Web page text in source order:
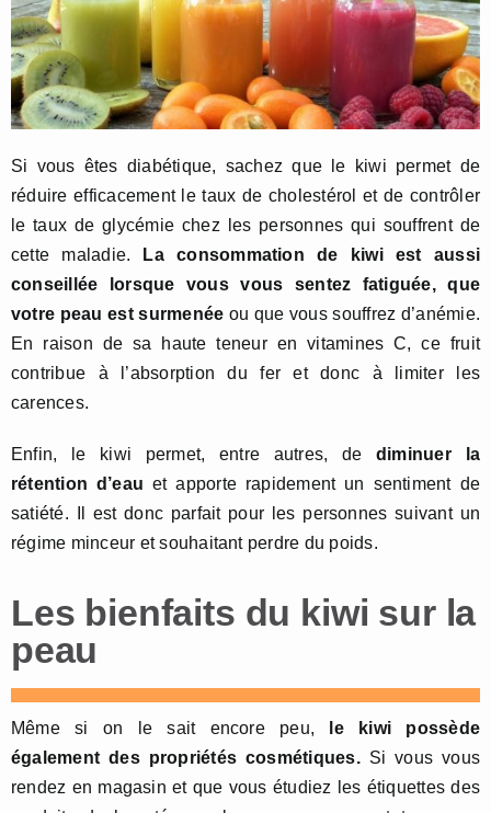
Si vous êtes diabétique, sachez que le kiwi permet de
réduire efficacement le taux de cholestérol et de contrôler
le taux de glycémie chez les personnes qui souffrent de
cette maladie.
La consommation de kiwi est aussi
conseillée lorsque vous vous sentez fatiguée, que
votre peau est surmenée ou que vous souffrez d’anémie.
En raison de sa haute teneur en vitamines C, ce fruit
contribue à l’absorption du fer et donc à limiter les
carences.
Enfin, le kiwi permet, entre autres, dediminuer la
rétention d’eau et apporte rapidement un sentiment de
satiété. Il est donc parfait pour les personnes suivant un
régime minceur et souhaitant perdre du poids.
Les bienfaits du kiwi sur la
peau
Même si on le sait encore peu,
le kiwi possède
également des propriétés cosmétiques.Si vous vous
rendez en magasin et que vous étudiez les étiquettes des